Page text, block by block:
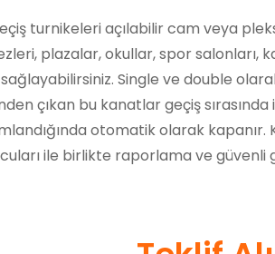
turnikeleri açılabilir cam veya
plazalar, okullar, spor salonları,
Single ve double
çıkan bu kanatlar geçiş
otomatik olarak kapanır.
ile birlikte raporlama ve güvenli